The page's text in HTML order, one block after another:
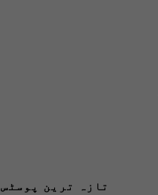
تازہ ترین پوسٹس